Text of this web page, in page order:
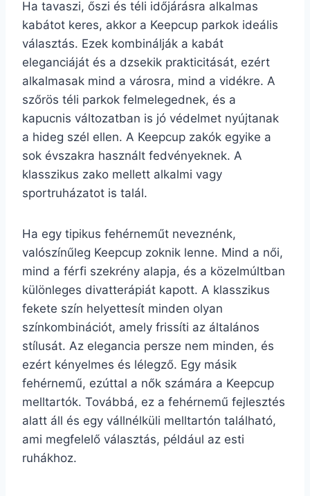
Ha tavaszi, őszi és téli időjárásra alkalmas
kabátot keres, akkor a Keepcup parkok ideális
választás. Ezek kombinálják a kabát
eleganciáját és a dzsekik prakticitását, ezért
alkalmasak mind a városra, mind a vidékre. A
szőrös téli parkok felmelegednek, és a
kapucnis változatban is jó védelmet nyújtanak
a hideg szél ellen. A Keepcup zakók egyike a
sok évszakra használt fedvényeknek. A
klasszikus zako mellett alkalmi vagy
sportruházatot is talál.
Ha egy tipikus fehérneműt neveznénk,
valószínűleg Keepcup zoknik lenne. Mind a női,
mind a férfi szekrény alapja, és a közelmúltban
különleges divatterápiát kapott. A klasszikus
fekete szín helyettesít minden olyan
színkombinációt, amely frissíti az általános
stílusát. Az elegancia persze nem minden, és
ezért kényelmes és lélegző. Egy másik
fehérnemű, ezúttal a nők számára a Keepcup
melltartók. Továbbá, ez a fehérnemű fejlesztés
alatt áll és egy vállnélküli melltartón található,
ami megfelelő választás, például az esti
ruhákhoz.